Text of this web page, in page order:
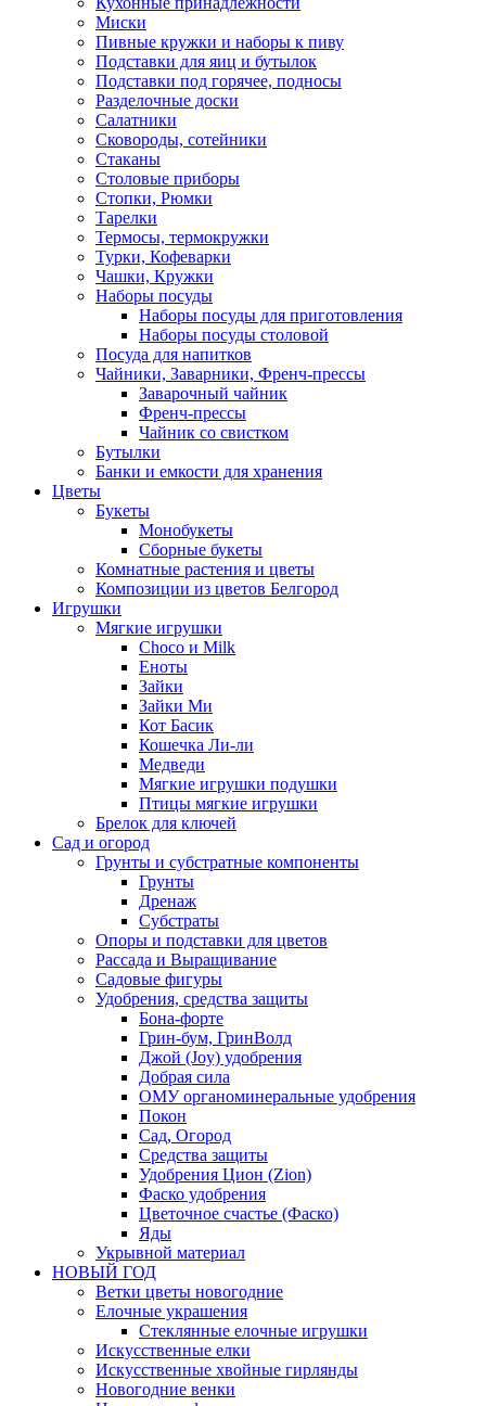
Миски
Пивные кружки и наборы к пиву
Подставки для яиц и бутылок
Подставки под горячее, подносы
Разделочные доски
Салатники
Сковороды, сотейники
Стаканы
Столовые приборы
Стопки, Рюмки
Тарелки
Термосы, термокружки
Турки, Кофеварки
Чашки, Кружки
Наборы посуды
Наборы посуды для приготовления
Наборы посуды столовой
Посуда для напитков
Чайники, Заварники, Френч-прессы
Заварочный чайник
Френч-прессы
Чайник со свистком
Бутылки
Банки и емкости для хранения
Цветы
Букеты
Монобукеты
Сборные букеты
Комнатные растения и цветы
Композиции из цветов Белгород
Игрушки
Мягкие игрушки
Choco и Milk
Еноты
Зайки
Зайки Ми
Кот Басик
Кошечка Ли-ли
Медведи
Мягкие игрушки подушки
Птицы мягкие игрушки
Брелок для ключей
Сад и огород
Грунты и субстратные компоненты
Грунты
Дренаж
Субстраты
Опоры и подставки для цветов
Рассада и Выращивание
Садовые фигуры
Удобрения, средства защиты
Бона-форте
Грин-бум, ГринВолд
Джой (Joy) удобрения
Добрая сила
ОМУ органоминеральные удобрения
Покон
Сад, Огород
Средства защиты
Удобрения Цион (Zion)
Фаско удобрения
Цветочное счастье (Фаско)
Яды
Укрывной материал
НОВЫЙ ГОД
Ветки цветы новогодние
Елочные украшения
Стеклянные елочные игрушки
Искусственные елки
Искусственные хвойные гирлянды
Новогодние венки